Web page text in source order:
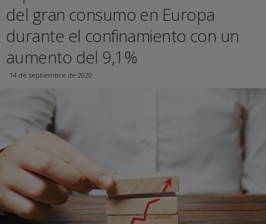
del gran consumo en Europa
durante el confinamiento con un
aumento del 9,1%
14 de septiembre de 2020